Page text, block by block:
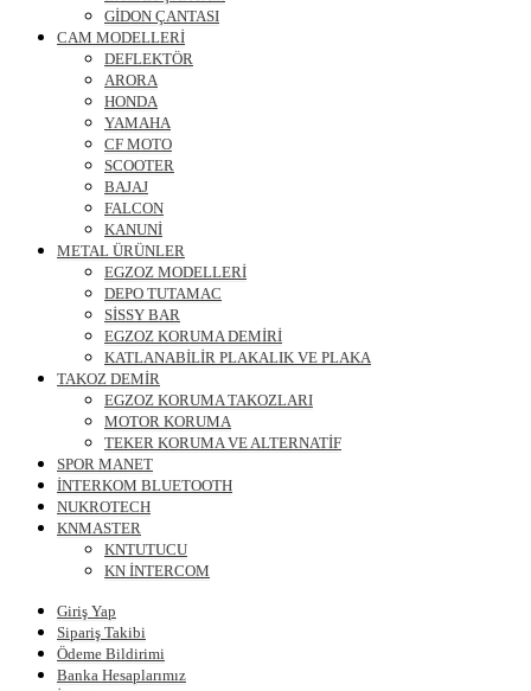
GİDON ÇANTASI
CAM MODELLERİ
DEFLEKTÖR
ARORA
HONDA
YAMAHA
CF MOTO
SCOOTER
BAJAJ
FALCON
KANUNİ
METAL ÜRÜNLER
EGZOZ MODELLERİ
DEPO TUTAMAC
SİSSY BAR
EGZOZ KORUMA DEMİRİ
KATLANABİLİR PLAKALIK VE PLAKA
TAKOZ DEMİR
EGZOZ KORUMA TAKOZLARI
MOTOR KORUMA
TEKER KORUMA VE ALTERNATİF
SPOR MANET
İNTERKOM BLUETOOTH
NUKROTECH
KNMASTER
KNTUTUCU
KN İNTERCOM
Giriş Yap
Sipariş Takibi
Ödeme Bildirimi
Banka Hesaplarımız